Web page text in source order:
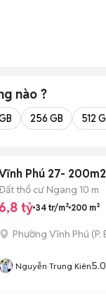
nào ?
256 GB 512
Phú 27-
thổ cư Ngang 10 m
6,8 tỷ 34 tr/m² 200 m²
Phường Vĩnh Phú (P.
Nguyễn Trung Kiên5.0